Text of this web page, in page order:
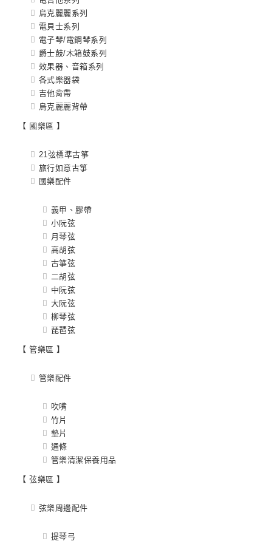
烏克麗麗系列
電貝士系列
電子琴/電鋼琴系列
爵士鼓/木箱鼓系列
效果器、音箱系列
各式樂器袋
吉他背帶
烏克麗麗背帶
【 國樂區 】
21弦標準古箏
旅行如意古箏
國樂配件
義甲、膠帶
小阮弦
月琴弦
高胡弦
古箏弦
二胡弦
中阮弦
大阮弦
柳琴弦
琵琶弦
【 管樂區 】
管樂配件
吹嘴
竹片
墊片
通條
管樂清潔保養用品
【 弦樂區 】
弦樂周邊配件
提琴弓